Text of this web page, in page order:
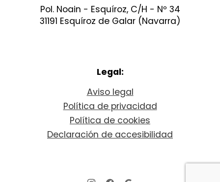
Pol. Noain - Esquíroz, C/H - Nº 34
31191 Esquíroz de Galar (Navarra)
Legal:
Aviso legal
Política de privacidad
Política de cookies
Declaración de accesibilidad